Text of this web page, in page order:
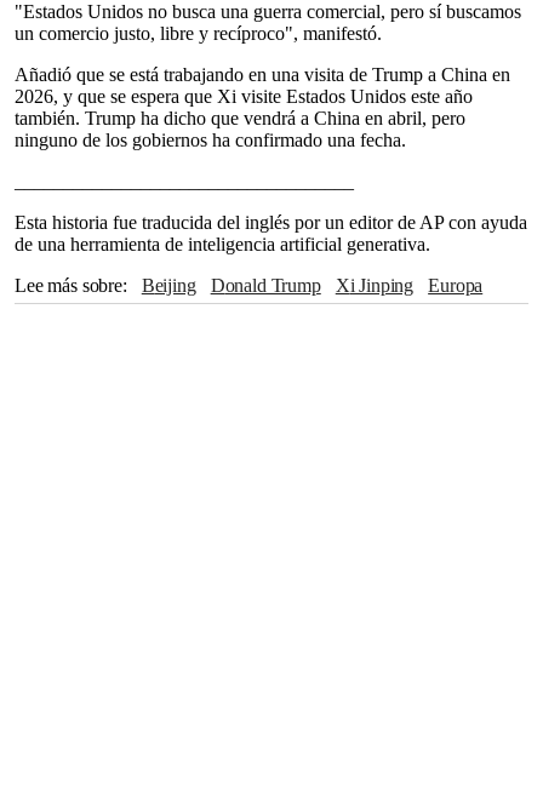
"Estados Unidos no busca una guerra comercial, pero sí buscamos
un comercio justo, libre y recíproco", manifestó.
Añadió que se está trabajando en una visita de Trump a China en
2026, y que se espera que Xi visite Estados Unidos este año
también. Trump ha dicho que vendrá a China en abril, pero
ninguno de los gobiernos ha confirmado una fecha.
Esta historia fue traducida del inglés por un editor de AP con ayuda
de una herramienta de inteligencia artificial generativa.
Lee más sobre
Beijing Donald Trump Xi Jinping
Europa